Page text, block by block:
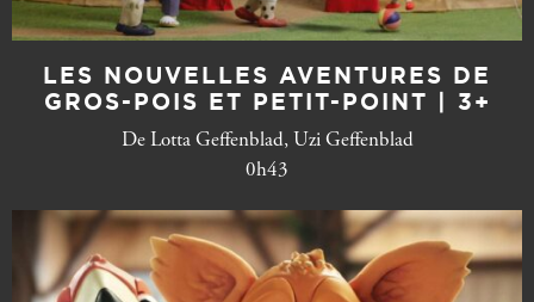
LES NOUVELLES AVENTURES DE
GROS-POIS ET PETIT-POINT | 3+
De Lotta Geffenblad, Uzi Geffenblad
0h43